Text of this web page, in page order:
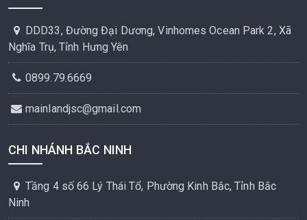
DDD33, Đường Đại Dương, Vinhomes Ocean Park 2, Xã
Nghĩa Trụ, Tỉnh Hưng Yên
0899.79.6669
mainlandjsc@gmail.com
CHI NHÁNH BẮC NINH
Tầng 4 số 66 Lý Thái Tổ, Phường Kinh Bắc, Tỉnh Bắc
Ninh